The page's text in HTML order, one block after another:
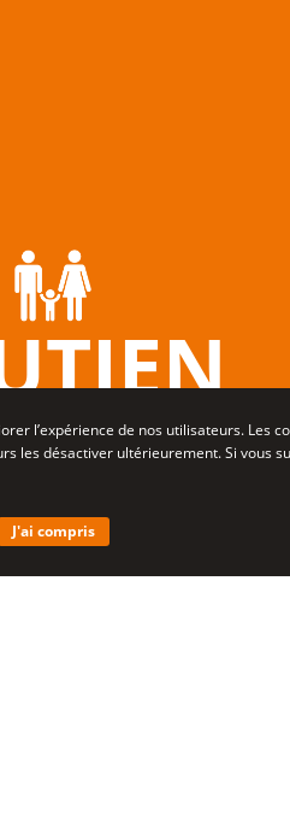
l’expérience de nos utilisateurs. Les
les désactiver ultérieurement. Si
J'ai compris